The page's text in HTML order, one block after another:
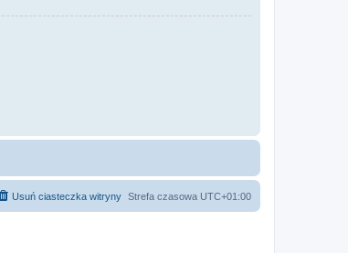
Strefa czasowa UTC+01:00
Usuń ciasteczka witryny